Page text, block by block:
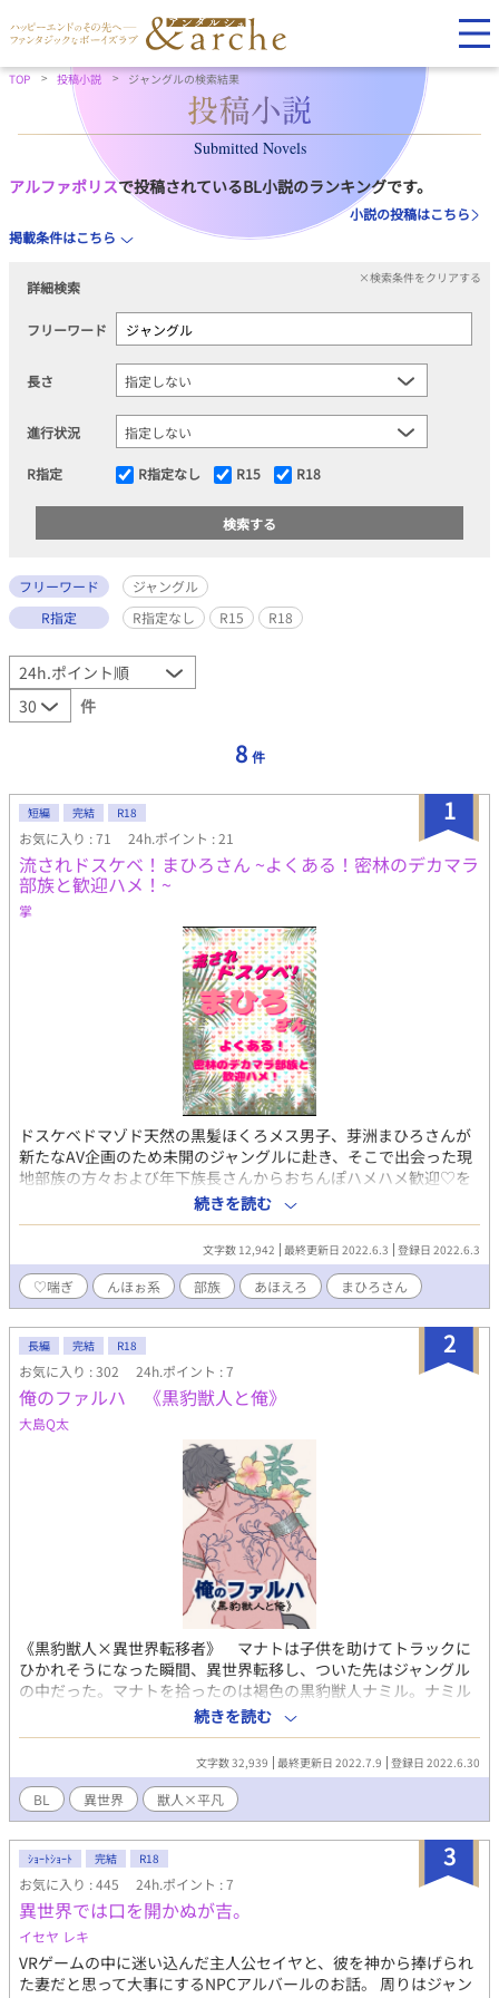
TOP 投稿小説 ジャングルの検索結果
Submitted Novels
アルファポリスで投稿されているBL小説のランキングです。
小説の投稿はこちら
掲載条件はこちら
詳細検索
×検索条件をクリアする
フリーワード
長さ
進行状況
R指定 R指定なし R15 R18
フリーワード
ジャングル
R指定
R指定なし R15 R18
件
8 件
1
短編 完結 R18
お気に入り : 71 24h.ポイント : 21
流されドスケベ！まひろさん ~よくある！密林のデカマラ
部族と歓迎ハメ！~
掌
ドスケベドマゾド天然の黒髪ほくろメス男子、芽洲まひろさんが
新たなAV企画のため未開のジャングルに赴き、そこで出会った現
地部族の方々および年下族長さんからおちんぽハメハメ歓迎♡を
受ける話。まひろさん視点で終始アホ、毎度のノリです。すべて
はよくある！フィクションのファンタジーです。ライトにジャン
グル探検をお楽しみください。 まひろさんシリーズまとめタグ→
まひろさん pixiv/ムーンライトノベルズにも同作品を投稿して
います。 まひろさんに質問などありましたら（web拍手）
http://bit.ly/38kXFb0 Twitter垢・返信はこちらにて
https://twitter.com/show1write
続きを読む
文字数 12,942 最終更新日 2022.6.3 登録日 2022.6.3
♡喘ぎ んほぉ系 部族 あほえろ まひろさん
2
長編 完結 R18
お気に入り : 302 24h.ポイント : 7
俺のファルハ 《黒豹獣人と俺》
大島Q太
《黒豹獣人×異世界転移者》 マナトは子供を助けてトラックに
ひかれそうになった瞬間、異世界転移し、ついた先はジャングル
の中だった。マナトを拾ったのは褐色の黒豹獣人ナミル。ナミル
は俺を「ファルハ」と呼び甲斐甲斐しく世話を焼いてくれる。流
されやすい主人公とそれを溺愛する原住民の話。
続きを読む
文字数 32,939 最終更新日 2022.7.9 登録日 2022.6.30
BL 異世界 獣人×平凡
3
ｼｮｰﾄｼｮｰﾄ 完結 R18
お気に入り : 445 24h.ポイント : 7
異世界では口を開かぬが吉。
イセヤ レキ
VRゲームの中に迷い込んだ主人公セイヤと、彼を神から捧げられ
た妻だと思って大事にするNPCアルバールのお話。 周りはジャン